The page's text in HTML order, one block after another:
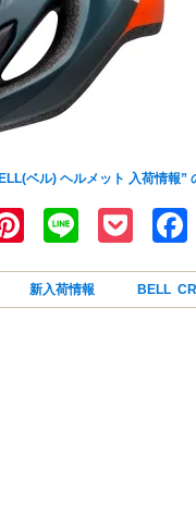
ベル) ヘルメット 入荷情報”
Pinterest
Line
新入荷情報 BELL,